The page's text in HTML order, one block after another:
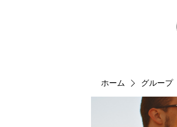
ホーム グループ